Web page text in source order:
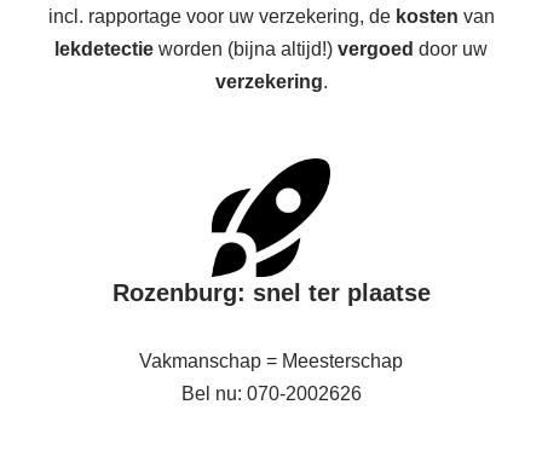
incl. rapportage voor uw verzekering, de kosten van
lekdetectie worden (bijna altijd!) vergoed door uw
verzekering.
Rozenburg: snel ter plaatse
Vakmanschap = Meesterschap
Bel nu: 070-2002626